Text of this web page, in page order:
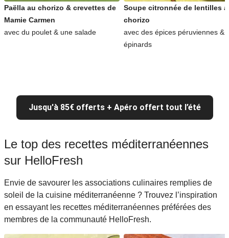
Paëlla au chorizo & crevettes de
Mamie Carmen
avec du poulet & une salade
Soupe citronnée de lentilles
chorizo
avec des épices péruviennes &
épinards
Jusqu'à 85€ offerts + Apéro offert tout l’été
Le top des recettes méditerranéennes
sur HelloFresh
Envie de savourer les associations culinaires remplies de
soleil de la cuisine méditerranéenne ? Trouvez l’inspiration
en essayant les recettes méditerranéennes préférées des
membres de la communauté HelloFresh.